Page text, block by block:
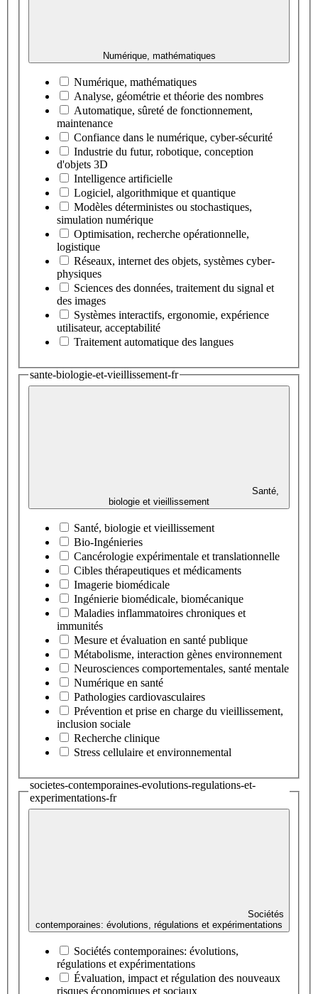
Numérique, mathématiques
Numérique, mathématiques
Analyse, géométrie et théorie des nombres
Automatique, sûreté de fonctionnement,
maintenance
Confiance dans le numérique, cyber-sécurité
Industrie du futur, robotique, conception
d'objets 3D
Intelligence artificielle
Logiciel, algorithmique et quantique
Modèles déterministes ou stochastiques,
simulation numérique
Optimisation, recherche opérationnelle,
logistique
Réseaux, internet des objets, systèmes cyber-
physiques
Sciences des données, traitement du signal et
des images
Systèmes interactifs, ergonomie, expérience
utilisateur, acceptabilité
Traitement automatique des langues
sante-biologie-et-vieillissement-fr
Santé,
biologie et vieillissement
Santé, biologie et vieillissement
Bio-Ingénieries
Cancérologie expérimentale et translationnelle
Cibles thérapeutiques et médicaments
Imagerie biomédicale
Ingénierie biomédicale, biomécanique
Maladies inflammatoires chroniques et
immunités
Mesure et évaluation en santé publique
Métabolisme, interaction gènes environnement
Neurosciences comportementales, santé mentale
Numérique en santé
Pathologies cardiovasculaires
Prévention et prise en charge du vieillissement,
inclusion sociale
Recherche clinique
Stress cellulaire et environnemental
societes-contemporaines-evolutions-regulations-et-
experimentations-fr
Sociétés
contemporaines: évolutions, régulations et expérimentations
Sociétés contemporaines: évolutions,
régulations et expérimentations
Évaluation, impact et régulation des nouveaux
risques économiques et sociaux